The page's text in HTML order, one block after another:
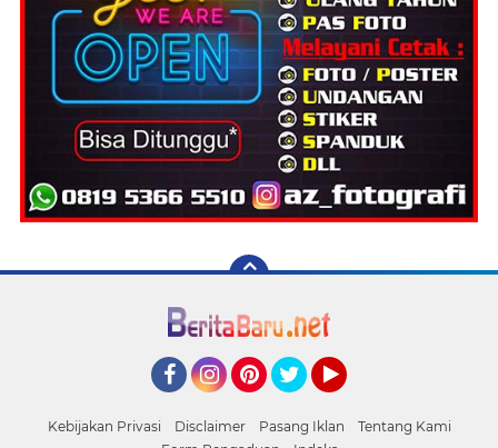
Kebijakan Privasi Disclaimer Pasang Iklan
Tentang Kami